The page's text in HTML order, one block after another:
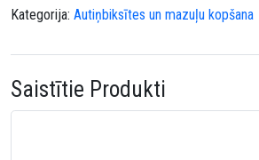
Kategorija: Autiņbiksītes un mazuļu kopšana
Saistītie Produkti